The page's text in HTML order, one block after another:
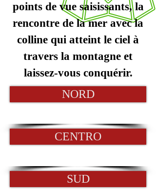
points de vue saisissants, la
rencontre de la mer avec la
colline qui atteint le ciel à
travers la montagne et
laissez-vous conquérir.
NORD
CENTRO
SUD